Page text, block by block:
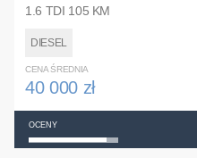
1.6 TDI 105 KM
DIESEL
CENA ŚREDNIA
40 000 zł
OCENY